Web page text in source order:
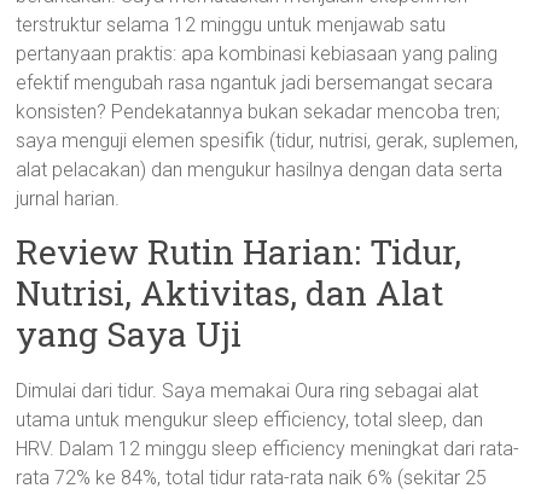
terstruktur selama 12 minggu untuk menjawab satu
pertanyaan praktis: apa kombinasi kebiasaan yang paling
efektif mengubah rasa ngantuk jadi bersemangat secara
konsisten? Pendekatannya bukan sekadar mencoba tren;
saya menguji elemen spesifik (tidur, nutrisi, gerak, suplemen,
alat pelacakan) dan mengukur hasilnya dengan data serta
jurnal harian.
Review Rutin Harian: Tidur,
Nutrisi, Aktivitas, dan Alat
yang Saya Uji
Dimulai dari tidur. Saya memakai Oura ring sebagai alat
utama untuk mengukur sleep efficiency, total sleep, dan
HRV. Dalam 12 minggu sleep efficiency meningkat dari rata-
rata 72% ke 84%, total tidur rata-rata naik 6% (sekitar 25